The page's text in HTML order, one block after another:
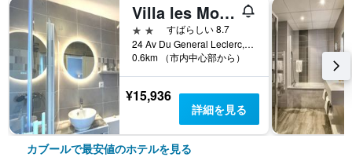
Villa les Mots Passants
2つ星
すばらしい 8.7
24 Av Du General Leclerc, カブール, ノルマンディー地域圏, フランス
0.6km （市内中心部から）
¥15,936
詳細を見る
カブールで最安値のホテルを見る